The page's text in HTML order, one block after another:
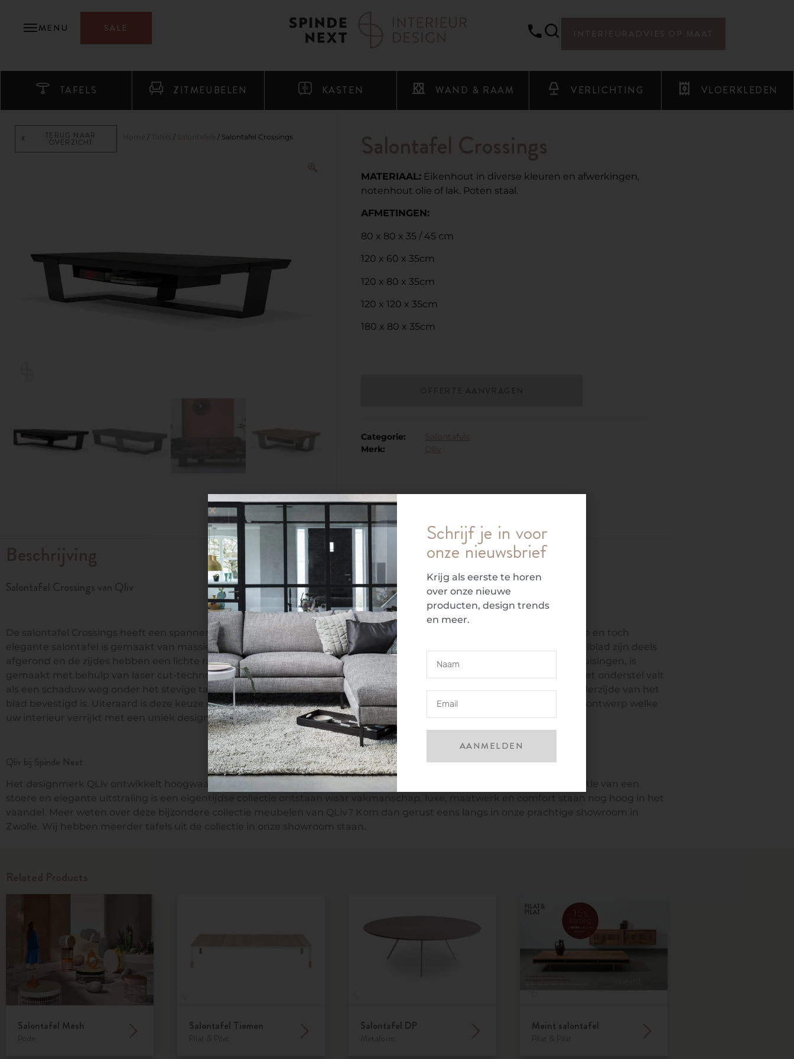
MENU SALE INTERIEURADVIES OP MAAT
TAFELS ZITMEUBELEN KASTEN WAND & RAAM VERLICHTING VLOERKLEDEN
TERUG NAAR
OVERZICHT
Home / Tafels / Salontafels / Salontafel Crossings Salontafel Crossings
MATERIAAL: Eikenhout in diverse kleuren en afwerkingen,
notenhout olie of lak. Poten staal.
AFMETINGEN:
80 x 80 x 35 / 45 cm
120 x 60 x 35cm
120 x 80 x 35cm
120 x 120 x 35cm
180 x 80 x 35cm
Categorie:
Salontafels
Merk:
Qliv
Beschrijving
De salontafel Crossings heeft een spannende balans tussen esthetische en solide elementen. Het blad van deze robuuste en toch
elegante salontafel is gemaakt van massief Frans eikenhout of notenhout en bestaat uit 2 delen. De hoeken van het tafelblad zijn deels
afgerond en de zijdes hebben een lichte radius. Het stalen frame van de Crossings salontafel bestaande uit meerdere kruisingen, is
gemaakt met behulp van laser cut-technology en afgewerkt met poedercoating. Het contrast van de verfijnde lijn van het onderstel valt
als een schaduw weg onder het stevige tafelblad. Zeer functioneel is de prachtige verfijnde lectuurbak welke aan de onderzijde van het
blad bevestigd is. Uiteraard is deze keuze optioneel en afhankelijk van uw wensen. De Crossings is een elegant en stijlvol ontwerp welke
uw interieur verrijkt met een uniek design.
Het designmerk QLiv ontwikkelt hoogwaardige en duurzame meubels op Nederlandse bodem. Door de unieke combinatie van een
Salontafel Mesh
Pode
Salontafel Tiemen
Pilat & Pilat
Salontafel DP
Metaform
Meint salontafel
Pilat & Pilat
Schrijf je in voor
onze nieuwsbrief
Krijg als eerste te horen
over onze nieuwe
producten, design trends
en meer.
AANMELDEN